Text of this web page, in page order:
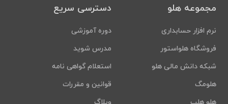
مجموعه هلو
نرم افزار حسابداری
فروشگاه هلواستور
شبکه دانش مالی هلو
هلومگ
دسترسی سریع
دوره آموزشی
مدرس شوید
استعلام گواهی نامه
قوانین و مقررات